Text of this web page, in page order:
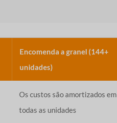
Encomenda a granel (144+
unidades)
Os custos são amortizados em
todas as unidades